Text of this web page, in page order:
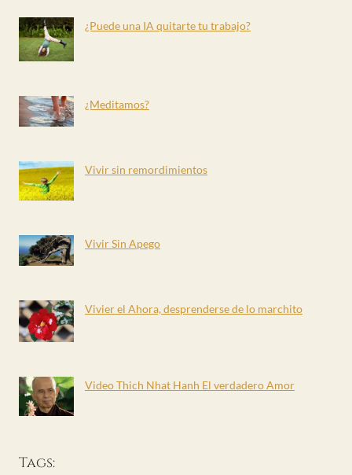
¿Puede una IA quitarte tu trabajo?
¿Meditamos?
Vivir sin remordimientos
Vivir Sin Apego
Vivier el Ahora, desprenderse de lo marchito
Video Thich Nhat Hanh El verdadero Amor
Tags: